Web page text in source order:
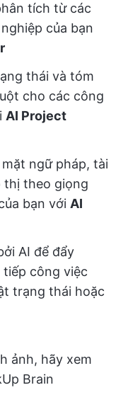
tích từ các
của bạn
thái và tóm
cho các công
AI Project
ngữ pháp, tài
thị theo giọng
bạn với AI
AI để đẩy
công việc
trạng thái hoặc
ảnh, hãy xem
Brain